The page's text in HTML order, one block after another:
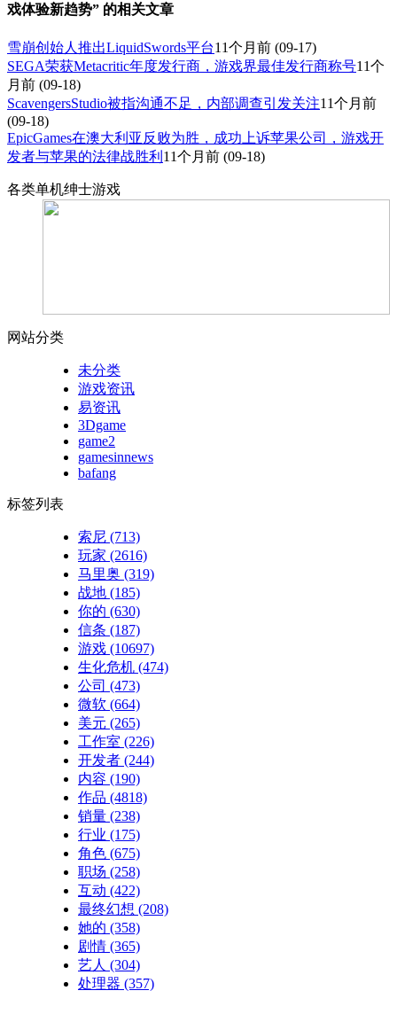
戏体验新趋势” 的相关文章
雪崩创始人推出LiquidSwords平台11个月前 (09-17)
SEGA荣获Metacritic年度发行商，游戏界最佳发行商称号11个
月前 (09-18)
ScavengersStudio被指沟通不足，内部调查引发关注11个月前
(09-18)
EpicGames在澳大利亚反败为胜，成功上诉苹果公司，游戏开
发者与苹果的法律战胜利 11个月前 (09-18)
各类单机绅士游戏
网站分类
未分类
游戏资讯
易资讯
3Dgame
game2
gamesinnews
bafang
标签列表
索尼 (713)
玩家 (2616)
马里奥 (319)
战地 (185)
你的 (630)
信条 (187)
游戏 (10697)
生化危机 (474)
公司 (473)
微软 (664)
美元 (265)
工作室 (226)
开发者 (244)
内容 (190)
作品 (4818)
销量 (238)
行业 (175)
角色 (675)
职场 (258)
互动 (422)
最终幻想 (208)
她的 (358)
剧情 (365)
艺人 (304)
处理器 (357)